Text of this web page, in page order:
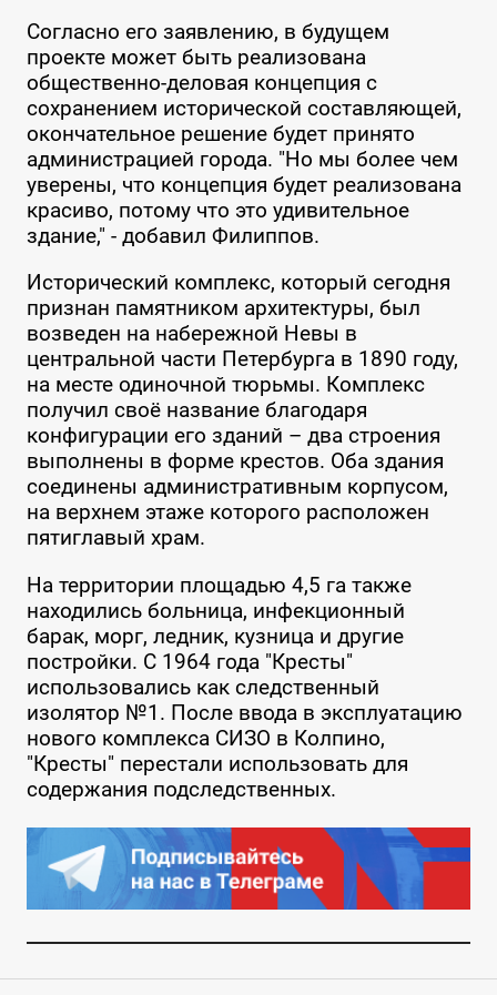
Согласно его заявлению, в будущем
проекте может быть реализована
общественно-деловая концепция с
сохранением исторической составляющей,
окончательное решение будет принято
администрацией города. "Но мы более чем
уверены, что концепция будет реализована
красиво, потому что это удивительное
здание," - добавил Филиппов.
Исторический комплекс, который сегодня
признан памятником архитектуры, был
возведен на набережной Невы в
центральной части Петербурга в 1890 году,
на месте одиночной тюрьмы. Комплекс
получил своё название благодаря
конфигурации его зданий – два строения
выполнены в форме крестов. Оба здания
соединены административным корпусом,
на верхнем этаже которого расположен
пятиглавый храм.
На территории площадью 4,5 га также
находились больница, инфекционный
барак, морг, ледник, кузница и другие
постройки. С 1964 года "Кресты"
использовались как следственный
изолятор №1. После ввода в эксплуатацию
нового комплекса СИЗО в Колпино,
"Кресты" перестали использовать для
содержания подследственных.